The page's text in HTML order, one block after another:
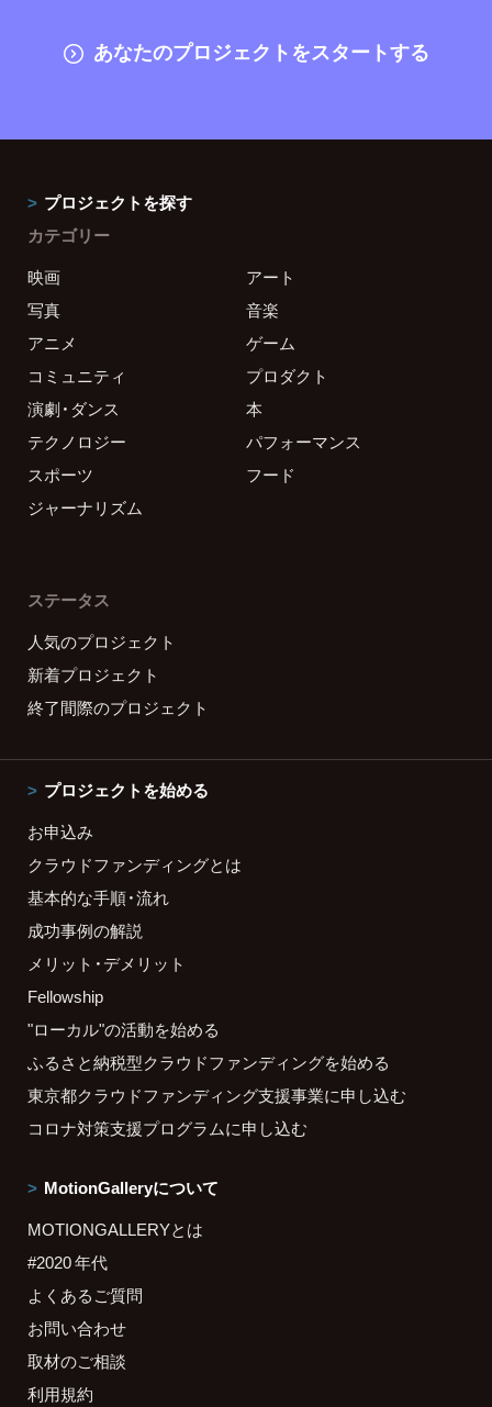
あなたのプロジェクトをスタートする
プロジェクトを探す
カテゴリー
映画
アート
写真
音楽
アニメ
ゲーム
コミュニティ
プロダクト
演劇・ダンス
本
テクノロジー
パフォーマンス
スポーツ
フード
ジャーナリズム
ステータス
人気のプロジェクト
新着プロジェクト
終了間際のプロジェクト
プロジェクトを始める
お申込み
クラウドファンディングとは
基本的な手順・流れ
成功事例の解説
メリット・デメリット
Fellowship
"ローカル"の活動を始める
ふるさと納税型クラウドファンディングを始める
東京都クラウドファンディング支援事業に申し込む
コロナ対策支援プログラムに申し込む
MotionGalleryについて
MOTIONGALLERYとは
#2020 年代
よくあるご質問
お問い合わせ
取材のご相談
利用規約